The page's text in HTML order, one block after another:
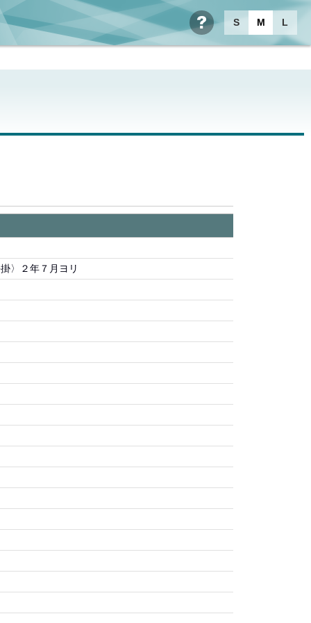
S M L
ヘルプ
〉２年７月ヨリ